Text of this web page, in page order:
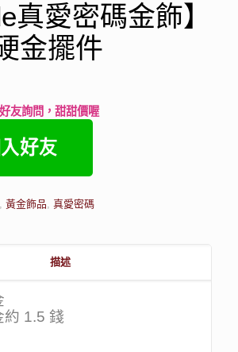
真愛密碼金飾】
金擺件
友詢問，甜甜價喔
, 黃金飾品, 真愛密碼
描述
1.5 錢